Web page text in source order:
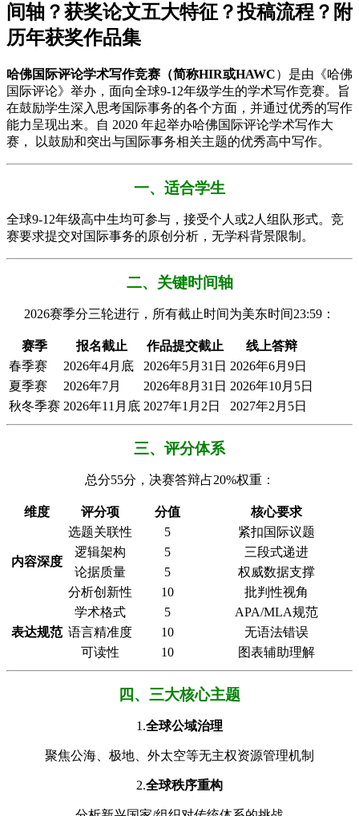
间轴？获奖论文五大特征​？投稿流程​？附
历年获奖作品集
哈佛国际评论学术写作竞赛（简称HIR或HAWC）是由《哈佛
国际评论》举办，面向全球9-12年级学生的学术写作竞赛。旨
在鼓励学生深入思考国际事务的各个方面，并通过优秀的写作
能力呈现出来。自 2020 年起举办哈佛国际评论学术写作大
赛， 以鼓励和突出与国际事务相关主题的优秀高中写作。
​​一、适合学生
全球9-12年级高中生均可参与，接受个人或2人组队形式。竞
赛要求提交对国际事务的原创分析，无学科背景限制。
​​二、关键时间轴​
2026赛季分三轮进行，所有截止时间为美东时间23:59：
赛季 报名截止 作品提交截止
线上答辩
春季赛
2026年4月底 2026年5月31日 2026年6月9日
夏季赛
2026年7月 2026年8月31日 2026年10月5日
秋冬季赛 2026年11月底 2027年1月2日 2027年2月5日
​​三、评分体系​
总分55分，决赛答辩占20%权重：
​维度​ ​评分项​ ​分值​ ​核心要求​
​内容深度​
选题关联性 5
紧扣国际议题
逻辑架构
5
三段式递进
论据质量
5
权威数据支撑
分析创新性
10 批判性视角
​表达规范​
学术格式 5
APA/MLA规范
语言精准度
10
无语法错误
可读性
10 图表辅助理解
四、​​三大核心主题​
1.​全球公域治理​
聚焦公海、极地、外太空等无主权资源管理机制
2.​全球秩序重构​